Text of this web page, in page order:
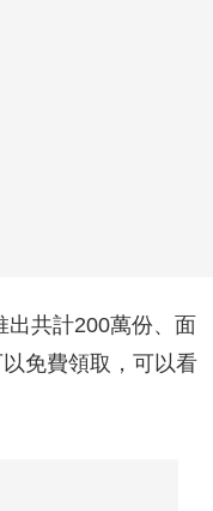
出共計200萬份、面
免費領取，可以看